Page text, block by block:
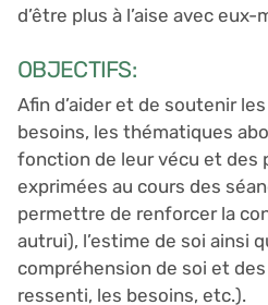
d’être plus à l’aise avec
OBJECTIFS:
Afin d’aider et de soutenir
besoins, les thématiques
fonction de leur vécu et des
exprimées au cours des
permettre de renforcer la
autrui), l’estime de soi ainsi
compréhension de soi et
ressenti, les besoins, etc.).